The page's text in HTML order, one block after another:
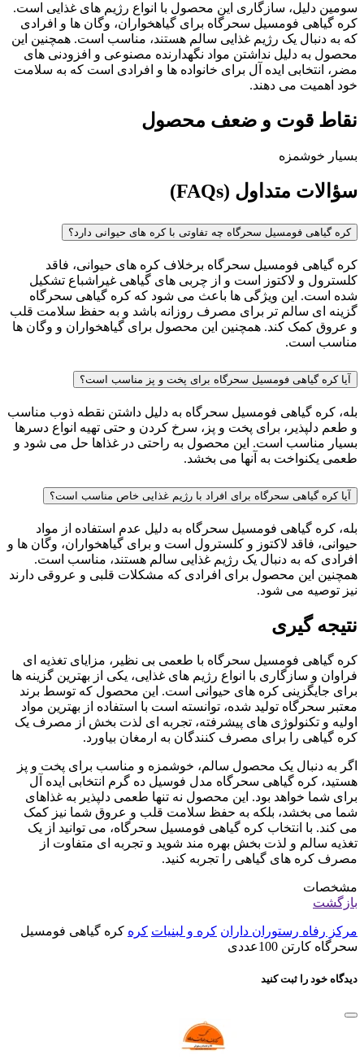
سومین دلیل، سازگاری این محصول با انواع رژیم های غذایی است.
کره گیاهی فومسیل سحرگاه برای گیاهخواران، وگان ها و افرادی
که به دنبال یک رژیم غذایی سالم هستند، مناسب است. همچنین این
محصول به دلیل نداشتن مواد نگهدارنده مصنوعی و افزودنی های
مضر، انتخابی ایده آل برای خانواده ها و افرادی است که به سلامت
خود اهمیت می دهند.
نقاط قوت و ضعف محصول
بسیار خوشمزه
سؤالات متداول (FAQs)
کره گیاهی فومسیل سحرگاه چه تفاوتی با کره های حیوانی دارد؟
کره گیاهی فومسیل سحرگاه برخلاف کره های حیوانی، فاقد
کلسترول و لاکتوز است و از چربی های گیاهی غیراشباع تشکیل
شده است. این ویژگی ها باعث می شود که کره گیاهی سحرگاه
گزینه ای سالم تر برای مصرف روزانه باشد و به حفظ سلامت قلب
و عروق کمک کند. همچنین این محصول برای گیاهخواران و وگان ها
مناسب است.
آیا کره گیاهی فومسیل سحرگاه برای پخت و پز مناسب است؟
بله، کره گیاهی فومسیل سحرگاه به دلیل داشتن نقطه ذوب مناسب
و طعم دلپذیر، برای پخت و پز، سرخ کردن و حتی تهیه انواع دسرها
بسیار مناسب است. این محصول به راحتی در غذاها حل می شود و
طعمی یکنواخت به آنها می بخشد.
آیا کره گیاهی سحرگاه برای افراد با رژیم غذایی خاص مناسب است؟
بله، کره گیاهی فومسیل سحرگاه به دلیل عدم استفاده از مواد
حیوانی، فاقد لاکتوز و کلسترول است و برای گیاهخواران، وگان ها و
افرادی که به دنبال یک رژیم غذایی سالم هستند، مناسب است.
همچنین این محصول برای افرادی که مشکلات قلبی و عروقی دارند
نیز توصیه می شود.
نتیجه گیری
کره گیاهی فومسیل سحرگاه با طعمی بی نظیر، مزایای تغذیه ای
فراوان و سازگاری با انواع رژیم های غذایی، یکی از بهترین گزینه ها
برای جایگزینی کره های حیوانی است. این محصول که توسط برند
معتبر سحرگاه تولید شده، توانسته است با استفاده از بهترین مواد
اولیه و تکنولوژی های پیشرفته، تجربه ای لذت بخش از مصرف یک
کره گیاهی را برای مصرف کنندگان به ارمغان بیاورد.
اگر به دنبال یک محصول سالم، خوشمزه و مناسب برای پخت و پز
هستید، کره گیاهی سحرگاه مدل فوسیل ده گرم انتخابی ایده آل
برای شما خواهد بود. این محصول نه تنها طعمی دلپذیر به غذاهای
شما می بخشد، بلکه به حفظ سلامت قلب و عروق شما نیز کمک
می کند. با انتخاب کره گیاهی فومسیل سحرگاه، می توانید از یک
تغذیه سالم و لذت بخش بهره مند شوید و تجربه ای متفاوت از
مصرف کره های گیاهی را تجربه کنید.
مشخصات
بازگشت
مرکز رفاه رستوران داران کره و لبنیات کره کره گیاهی فومسیل
سحرگاه کارتن 100عددی
دیدگاه خود را ثبت کنید